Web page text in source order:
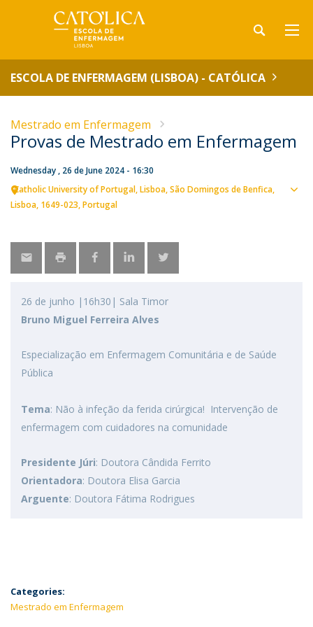
ESCOLA DE ENFERMAGEM (LISBOA) - CATÓLICA
Mestrado em Enfermagem
Provas de Mestrado em Enfermagem
Wednesday , 26 de June 2024 - 16:30
Catholic University of Portugal Lisboa São Domingos de Benfica,
Lisboa 1649-023 Portugal
26 de junho |16h30| Sala Timor
Bruno Miguel Ferreira Alves
Especialização em Enfermagem Comunitária e de Saúde
Pública
Tema: Não à infeção da ferida cirúrgica! Intervenção de
enfermagem com cuidadores na comunidade
Presidente Júri: Doutora Cândida Ferrito
Orientadora: Doutora Elisa Garcia
Arguente: Doutora Fátima Rodrigues
Categories:
Mestrado em Enfermagem